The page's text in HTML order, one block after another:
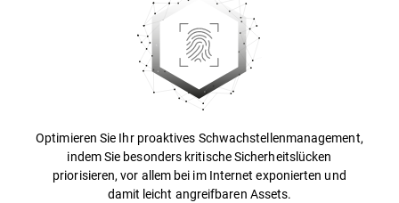
Optimieren Sie Ihr proaktives Schwachstellenmanagement,
indem Sie besonders kritische Sicherheitslücken
priorisieren, vor allem bei im Internet exponierten und
damit leicht angreifbaren Assets.